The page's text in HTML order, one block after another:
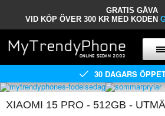
GRATIS GÅVA
VID KÖP ÖVER 300 KR MED KODEN
30 DAGARS
XIAOMI 15 PRO - 512GB -